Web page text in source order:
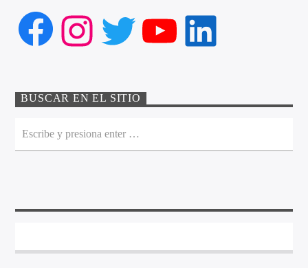
Facebook
Instagram
Twitter
YouTube
LinkedIn
BUSCAR EN EL SITIO